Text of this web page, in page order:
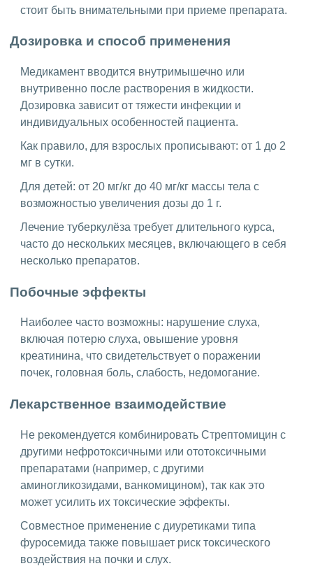
стоит быть внимательными при приеме препарата.
Дозировка и способ применения
Медикамент вводится внутримышечно или
внутривенно после растворения в жидкости.
Дозировка зависит от тяжести инфекции и
индивидуальных особенностей пациента.
Как правило, для взрослых прописывают: от 1 до 2
мг в сутки.
Для детей: от 20 мг/кг до 40 мг/кг массы тела с
возможностью увеличения дозы до 1 г.
Лечение туберкулёза требует длительного курса,
часто до нескольких месяцев, включающего в себя
несколько препаратов.
Побочные эффекты
Наиболее часто возможны: нарушение слуха,
включая потерю слуха, овышение уровня
креатинина, что свидетельствует о поражении
почек, головная боль, слабость, недомогание.
Лекарственное взаимодействие
Не рекомендуется комбинировать Стрептомицин с
другими нефротоксичными или ототоксичными
препаратами (например, с другими
аминогликозидами, ванкомицином), так как это
может усилить их токсические эффекты.
Совместное применение с диуретиками типа
фуросемида также повышает риск токсического
воздействия на почки и слух.